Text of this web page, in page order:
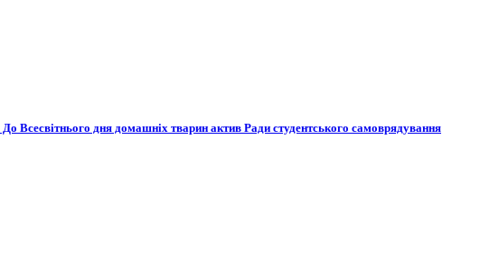
Всесвітнього дня домашніх тварин актив Ради студентського самоврядування